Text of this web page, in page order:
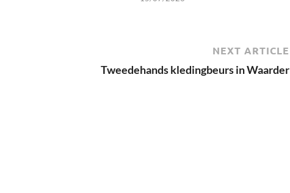
NEXT ARTICLE
Tweedehands kledingbeurs in Waarder